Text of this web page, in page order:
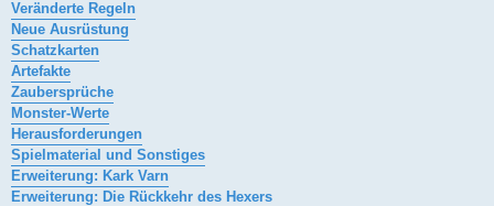
Veränderte Regeln
Neue Ausrüstung
Schatzkarten
Artefakte
Zaubersprüche
Monster-Werte
Herausforderungen
Spielmaterial und Sonstiges
Erweiterung: Kark Varn
Erweiterung: Die Rückkehr des Hexers